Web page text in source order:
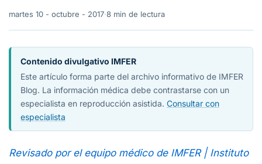
martes 10 - octubre - 2017·8 min de lectura
Contenido divulgativo IMFER
Este artículo forma parte del archivo informativo de IMFER
Blog. La información médica debe contrastarse con un
especialista en reproducción asistida. Consultar con
especialista
Revisado por el equipo médico de IMFER | Instituto